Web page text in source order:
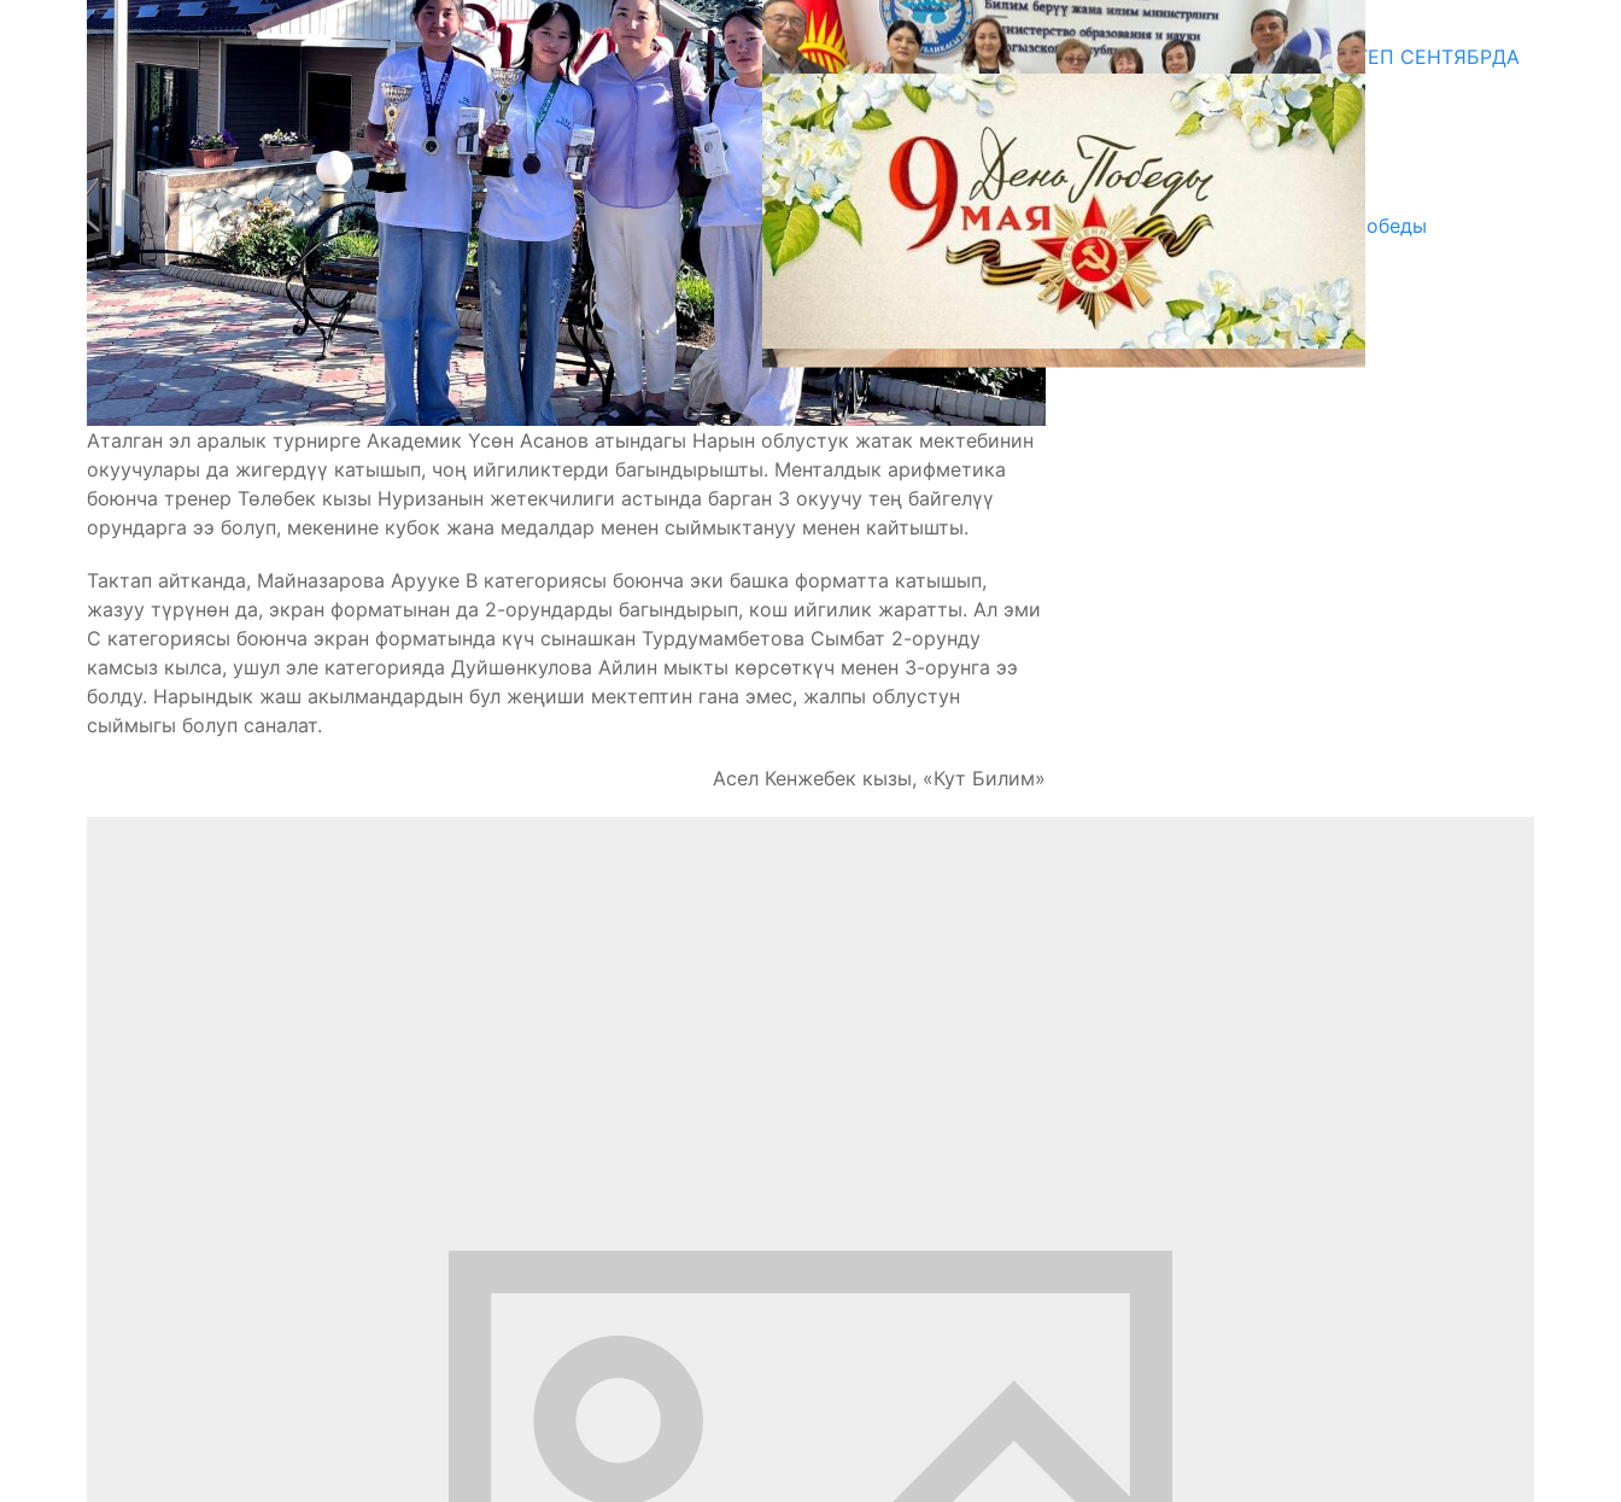
Аталган эл аралык турнирге Академик Үсөн Асанов атындагы Нарын облустук жатак мектебинин
окуучулары да жигердүү катышып, чоң ийгиликтерди багындырышты. Менталдык арифметика
боюнча тренер Төлөбек кызы Нуризанын жетекчилиги астында барган 3 окуучу тең байгелүү
орундарга ээ болуп, мекенине кубок жана медалдар менен сыймыктануу менен кайтышты.
Тактап айтканда, Майназарова Арууке В категориясы боюнча эки башка форматта катышып,
жазуу түрүнөн да, экран форматынан да 2-орундарды багындырып, кош ийгилик жаратты. Ал эми
С категориясы боюнча экран форматында күч сынашкан Турдумамбетова Сымбат 2-орунду
камсыз кылса, ушул эле категорияда Дуйшөнкулова Айлин мыкты көрсөткүч менен 3-орунга ээ
болду. Нарындык жаш акылмандардын бул жеңиши мектептин гана эмес, жалпы облустун
сыймыгы болуп саналат.
Асел Кенжебек кызы, «Кут Билим»
Медиа
СУЗАКТА 750 ОРУНДУУ МЕКТЕП СЕНТЯБРДА
ПАЙДАЛАНУУГА БЕРИЛЕТ
07.08.2025
Улуу Жеңиштин жандуу сөзү
29.04.2025
Награды в преддверии Дня Победы
29.04.2025